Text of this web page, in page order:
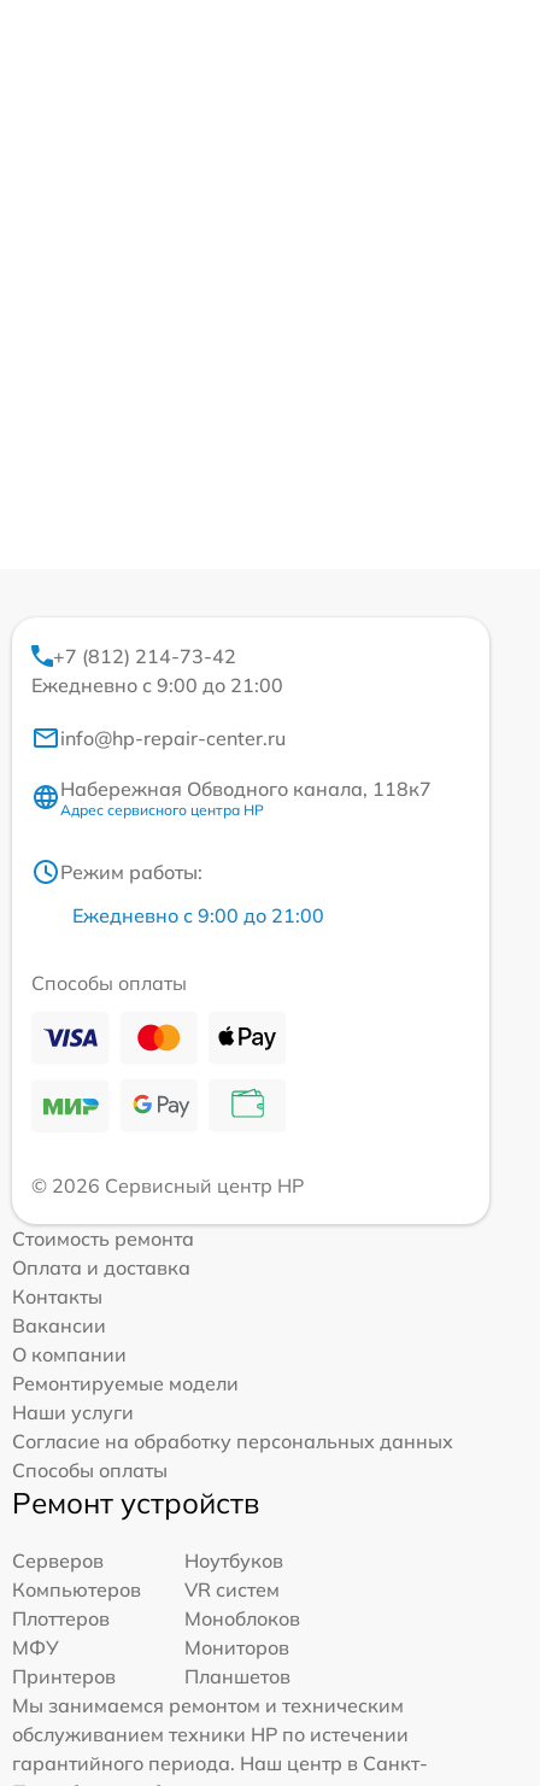
+7 (812) 214-73-42
Ежедневно с 9:00 до 21:00
info@hp-repair-center.ru
Набережная Обводного канала, 118к7
Адрес сервисного центра HP
Режим работы:
Ежедневно с 9:00 до 21:00
Способы оплаты
© 2026 Сервисный центр HP
Стоимость ремонта
Оплата и доставка
Контакты
Вакансии
О компании
Ремонтируемые модели
Наши услуги
Согласие на обработку персональных данных
Способы оплаты
Ремонт устройств
Серверов
Ноутбуков
Компьютеров
VR систем
Плоттеров
Моноблоков
МФУ
Мониторов
Принтеров
Планшетов
Мы занимаемся ремонтом и техническим
обслуживанием техники HP по истечении
гарантийного периода. Наш центр в Санкт-